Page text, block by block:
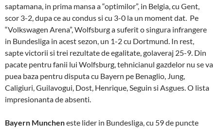
saptamana, in prima mansa a “optimilor”, in Belgia, cu Gent,
scor 3-2, dupa ce au condus si cu 3-0 la un moment dat. Pe
“Volkswagen Arena”, Wolfsburg a suferit o singura infrangere
in Bundesliga in acest sezon, un 1-2 cu Dortmund. In rest,
sapte victorii si trei rezultate de egalitate, golaveraj 25-9. Din
pacate pentru fanii lui Wolfsburg, tehnicianul gazdelor nu se va
puea baza pentru disputa cu Bayern pe Benaglio, Jung,
Caligiuri, Guilavogui, Dost, Henrique, Seguin si Asgues. O lista
impresionanta de absenti.
Bayern Muncheneste lider in Bundesliga, cu 59 de puncte